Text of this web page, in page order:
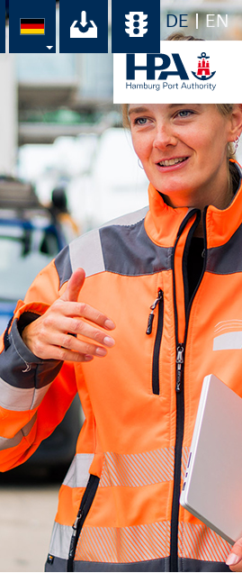
DE EN
im
Suche Ihr Download-